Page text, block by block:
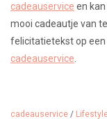
cadeauservice en
mooi cadeautje van
felicitatietekst op een
cadeauservice.
Dit papier is niet los
cadeauservice /